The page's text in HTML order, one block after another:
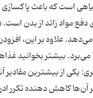
است که باعث
دفع مواد زائد از بدن
می‌دهد. علاوه بر این،
یکی از بیشترین مقادیر
کاهش دهنده تکرر